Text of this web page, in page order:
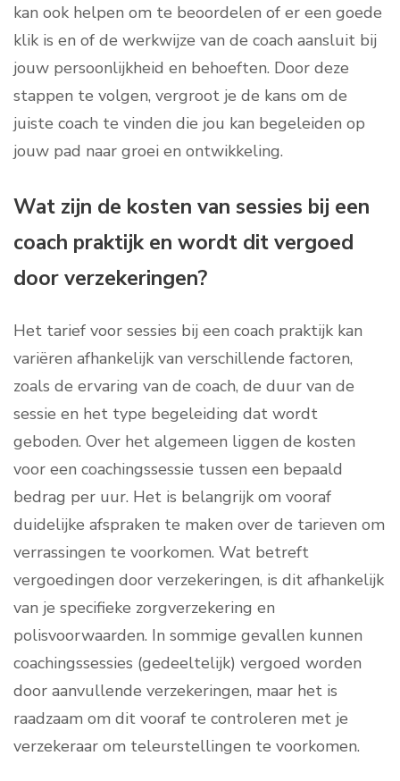
kan ook helpen om te beoordelen of er een goede
klik is en of de werkwijze van de coach aansluit bij
jouw persoonlijkheid en behoeften. Door deze
stappen te volgen, vergroot je de kans om de
juiste coach te vinden die jou kan begeleiden op
jouw pad naar groei en ontwikkeling.
Wat zijn de kosten van sessies bij een
coach praktijk en wordt dit vergoed
door verzekeringen?
Het tarief voor sessies bij een coach praktijk kan
variëren afhankelijk van verschillende factoren,
zoals de ervaring van de coach, de duur van de
sessie en het type begeleiding dat wordt
geboden. Over het algemeen liggen de kosten
voor een coachingssessie tussen een bepaald
bedrag per uur. Het is belangrijk om vooraf
duidelijke afspraken te maken over de tarieven om
verrassingen te voorkomen. Wat betreft
vergoedingen door verzekeringen, is dit afhankelijk
van je specifieke zorgverzekering en
polisvoorwaarden. In sommige gevallen kunnen
coachingssessies (gedeeltelijk) vergoed worden
door aanvullende verzekeringen, maar het is
raadzaam om dit vooraf te controleren met je
verzekeraar om teleurstellingen te voorkomen.